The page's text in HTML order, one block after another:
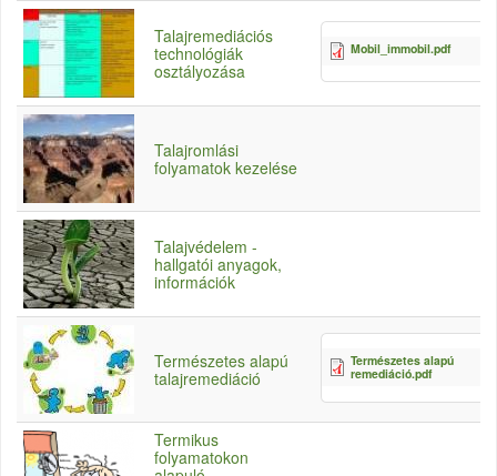
Talajremediációs
technológiák
osztályozása
Mobil_immobil.pdf
Talajromlási
folyamatok kezelése
Talajvédelem -
hallgatói anyagok,
információk
Természetes alapú
talajremediáció
Természetes alapú
remediáció.pdf
Termikus
folyamatokon